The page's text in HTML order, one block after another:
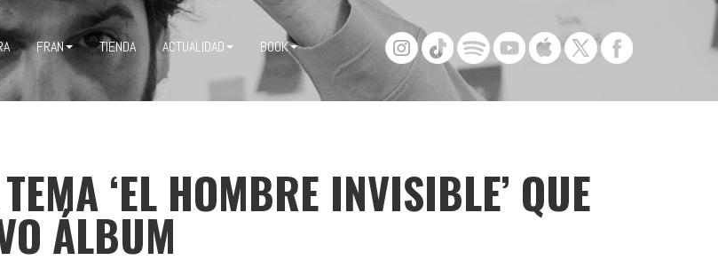
FRAN TIENDA ACTUALIDAD BOOK
‘EL HOMBRE INVISIBLE’ QUE
ÁLBUM